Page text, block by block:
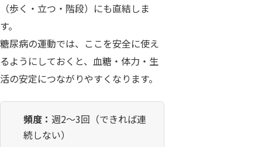
（歩く・立つ・階段）にも直結しま
す。
糖尿病の運動では、ここを安全に使え
るようにしておくと、血糖・体力・生
活の安定につながりやすくなります。
頻度： 週2〜3回（できれば連
続しない）